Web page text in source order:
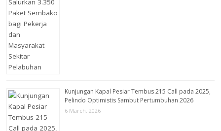
Kunjungan Kapal Pesiar Tembus 215 Call pada 2025,
Pelindo Optimistis Sambut Pertumbuhan 2026
6 March, 2026